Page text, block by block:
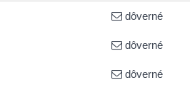
dôverné
dôverné
dôverné